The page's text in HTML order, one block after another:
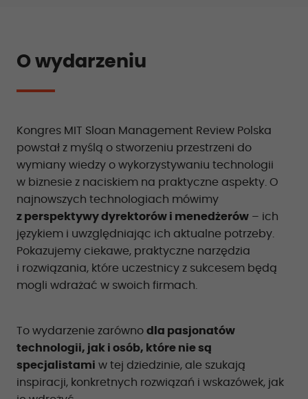
O wydarzeniu
Kongres MIT Sloan Management Review Polska
powstał z myślą o stworzeniu przestrzeni do
wymiany wiedzy o wykorzystywaniu technologii
w biznesie z naciskiem na praktyczne aspekty. O
najnowszych technologiach mówimy
z perspektywy dyrektorów i menedżerów – ich
językiem i uwzględniając ich aktualne potrzeby.
Pokazujemy ciekawe, praktyczne narzędzia
i rozwiązania, które uczestnicy z sukcesem będą
mogli wdrażać w swoich firmach.
To wydarzenie zarówno dla pasjonatów
technologii, jak i osób, które nie są
specjalistami w tej dziedzinie, ale szukają
inspiracji, konkretnych rozwiązań i wskazówek, jak